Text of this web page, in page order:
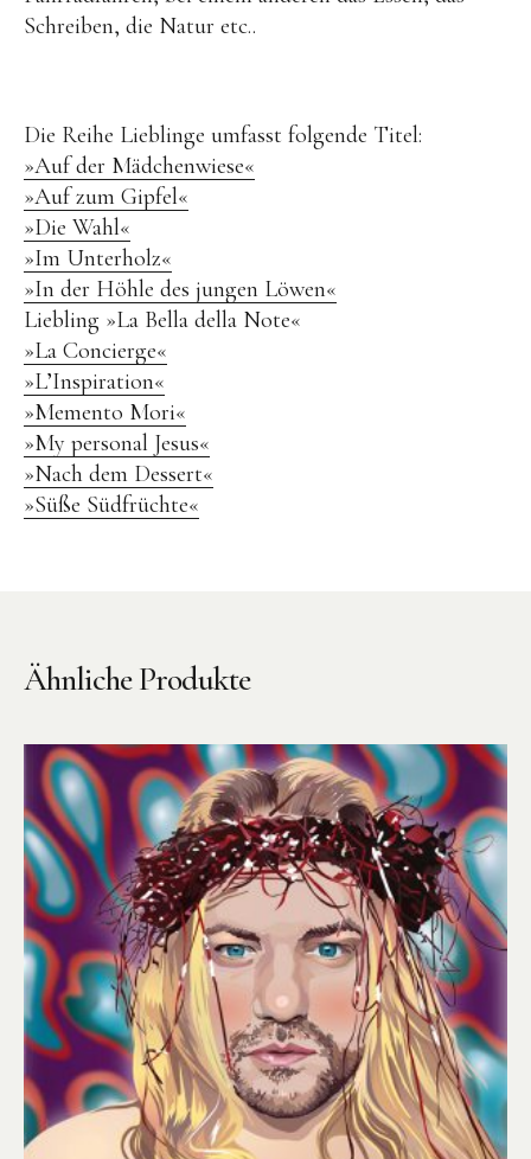
Schreiben, die Natur etc..
Die Reihe Lieblinge umfasst folgende Titel:
»Auf der Mädchenwiese«
»Auf zum Gipfel«
»Die Wahl«
»Im Unterholz«
»In der Höhle des jungen Löwen«
Liebling »La Bella della Note«
»La Concierge«
»L’Inspiration«
»Memento Mori«
»My personal Jesus«
»Nach dem Dessert«
»Süße Südfrüchte«
Ähnliche Produkte